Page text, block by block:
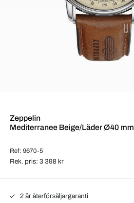
Zeppelin
Mediterranee Beige/Läder Ø40 mm
Ref: 9670-5
Rek. pris: 3 398 kr
2 år återförsäljargaranti